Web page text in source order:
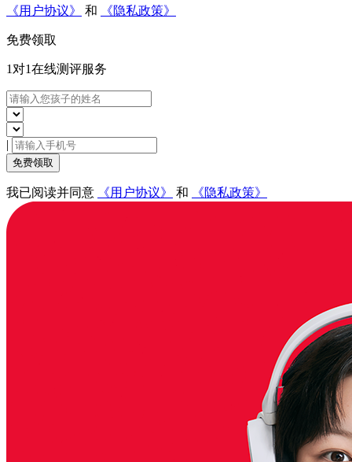
《用户协议》 和 《隐私政策》
免费领取
1对1在线测评服务
|
免费领取
我已阅读并同意 《用户协议》 和 《隐私政策》